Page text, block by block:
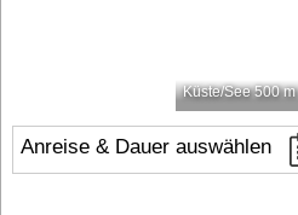
Küste/See 500 m
Anreise & Dauer auswählen